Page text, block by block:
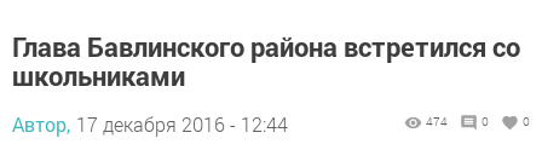
Глава Бавлинского района встретился со
школьниками
Автор, 17 декабря 2016 - 12:44 474 0 0